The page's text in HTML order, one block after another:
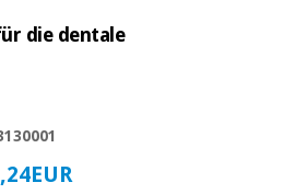
die dentale